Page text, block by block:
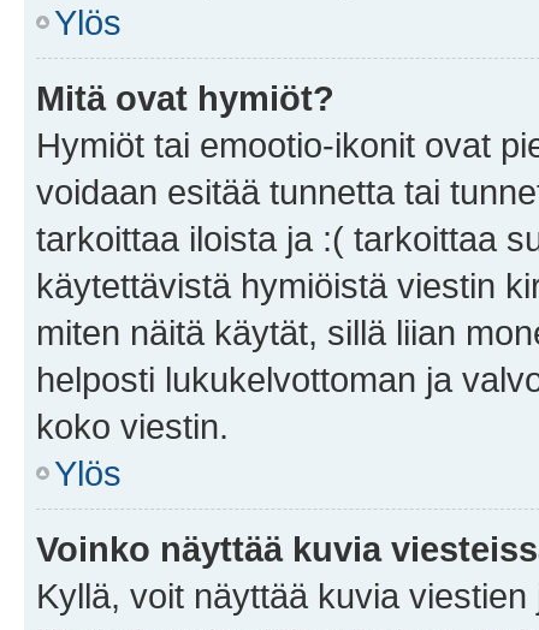
Ylös
Mitä ovat hymiöt?
Hymiöt tai emootio-ikonit ovat
voidaan esitää tunnetta tai
tarkoittaa iloista ja :( tarkoittaa
käytettävistä hymiöistä viestin
miten näitä käytät, sillä liian
helposti lukukelvottoman ja
koko viestin.
Ylös
Voinko näyttää kuvia
Kyllä, voit näyttää kuvia